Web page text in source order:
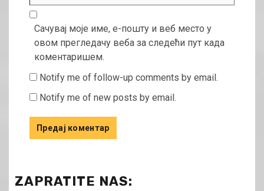
Сачувај моје име, е-пошту и веб место у
овом прегледачу веба за следећи пут када
коментаришем.
Notify me of follow-up comments by email.
Notify me of new posts by email.
ZAPRATITE NAS: